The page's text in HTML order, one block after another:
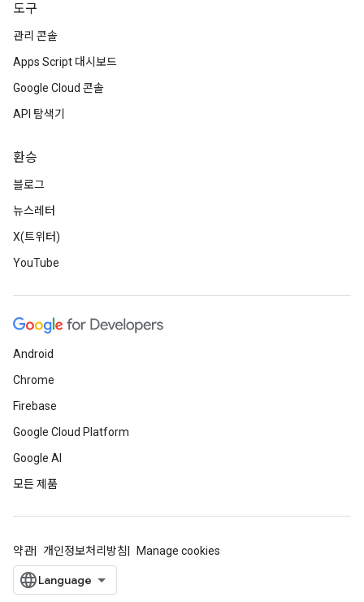
도구
관리 콘솔
Apps Script 대시보드
Google Cloud 콘솔
API 탐색기
환승
블로그
뉴스레터
X(트위터)
YouTube
Android
Chrome
Firebase
Google Cloud Platform
Google AI
모든 제품
약관 개인정보처리방침 Manage cookies